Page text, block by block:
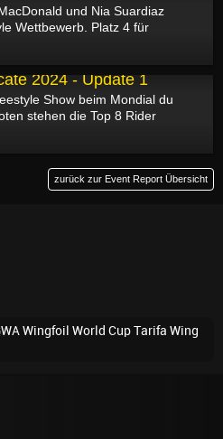
und Nia Suardiaz
Wettbewerb. Platz 4 für
2024 - Update 1
Show beim Mondial du
stehen die Top 8 Rider
zurück zur Event Report Übersicht
Wingfoil World Cup Tarifa Wing